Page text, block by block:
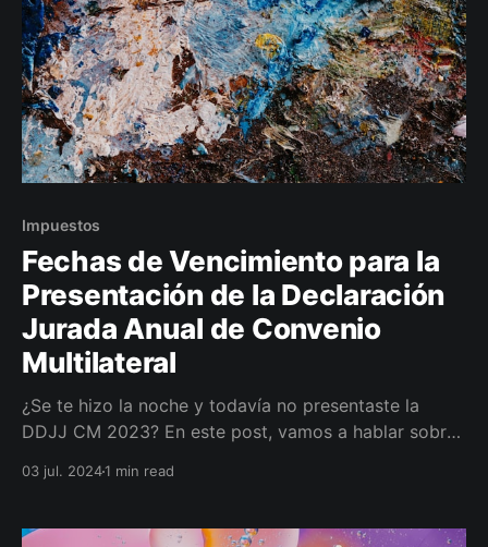
Impuestos
Fechas de Vencimiento para la
Presentación de la Declaración
Jurada Anual de Convenio
Multilateral
¿Se te hizo la noche y todavía no presentaste la
DDJJ CM 2023? En este post, vamos a hablar sobre
jurada anual de convenio multilateral. Ésta es una
empresas que operan bajo este régimen.
03 jul. 20241 min read